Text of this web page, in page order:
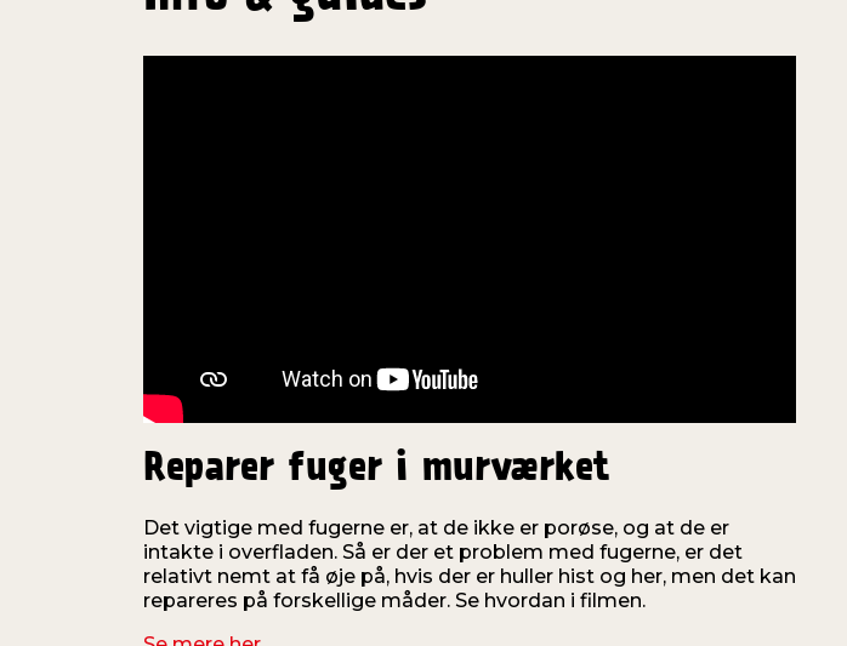
Reparer fuger i murværket
Det vigtige med fugerne er, at de ikke er porøse, og at de er
intakte i overfladen. Så er der et problem med fugerne, er det
relativt nemt at få øje på, hvis der er huller hist og her, men det kan
repareres på forskellige måder. Se hvordan i filmen.